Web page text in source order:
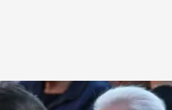
de los vecinos